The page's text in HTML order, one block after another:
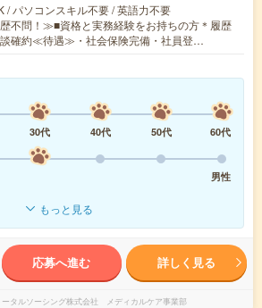
/ パソコンスキル不要 / 英語力不要
不問！≫■資格と実務経験をお持ちの方＊履歴
確約≪待遇≫・社会保険完備・社員登…
30代 40代 50代
60代
男性
もっと見る
応募へ進む 詳しく見る
ータルソーシング株式会社 メディカルケア事業部